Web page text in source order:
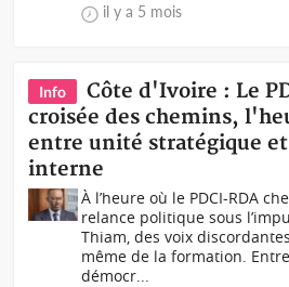
il y a 5 mois
Info
Côte d'Ivoire : Le
croisée des chemins,
entre unité stratégique
interne
À l’heure où le PDCI-RDA
relance politique sous
Thiam, des voix
même de la formation.
démocr...